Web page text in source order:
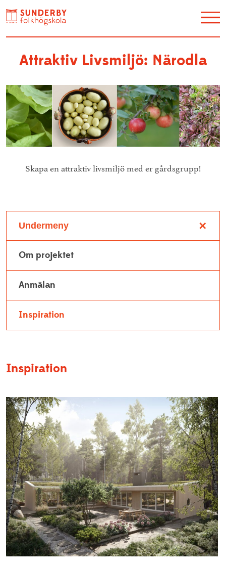
Utbildning
Hotell
Konferens
Galleri Y
Kontakt / Hitta hit
Om oss
Personuppgiftspolicy
Pressrum
Studieinformation
Resurscentrum
Träning och aktiviteter
Attraktiv Livsmiljö: Närodla
Skapa en attraktiv livsmiljö med er gårdsgrupp!
Undermeny ✕
Om projektet
Anmälan
Inspiration
Inspiration